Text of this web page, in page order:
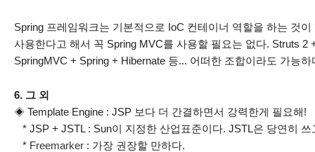
Spring 프레임워크는 기본적으로 IoC 컨테이너 역할을 하는 것
사용한다고 해서 꼭 Spring MVC를 사용할 필요는 없다. Struts 2
SpringMVC + Spring + Hibernate 등... 어떠한 조합이라도 가능하
6. 그 외
◈ Template Engine : JSP 보다 더 간결하면서 강력한게 필요해!
* JSP + JSTL : Sun이 지정한 산업표준이다. JSTL은 당연히
* Freemarker : 가장 권장할 만하다.